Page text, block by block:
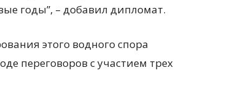
годы”, – добавил дипломат.
этого водного спора
переговоров с участием трех